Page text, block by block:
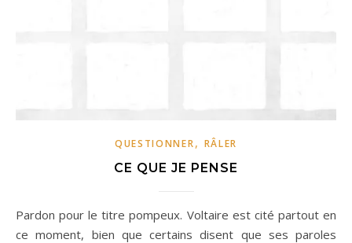
QUESTIONNER, RÂLER
CE QUE JE PENSE
Pardon pour le titre pompeux. Voltaire est cité partout en
ce moment, bien que certains disent que ses paroles